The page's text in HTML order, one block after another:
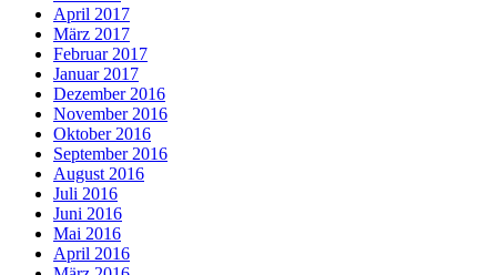
April 2017
März 2017
Februar 2017
Januar 2017
Dezember 2016
November 2016
Oktober 2016
September 2016
August 2016
Juli 2016
Juni 2016
Mai 2016
April 2016